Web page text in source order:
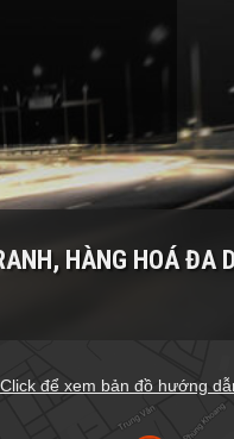
HÀNG HOÁ ĐA
Click để xem bản đồ hướng